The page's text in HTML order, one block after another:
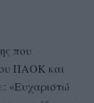
που
ΠΑΟΚ και
«Ευχαριστώ